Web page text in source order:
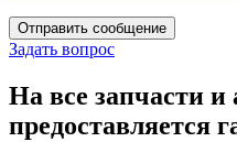
Отправить сообщение
Задать вопрос
На все запчасти и
предоставляется